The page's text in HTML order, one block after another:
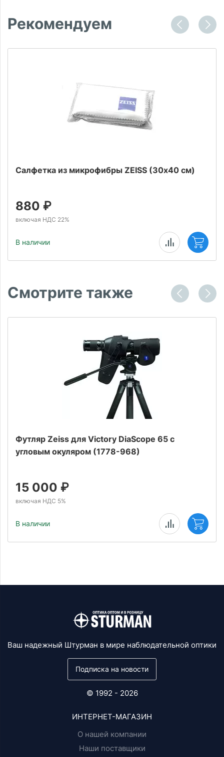
Рекомендуем
Салфетка из микрофибры ZEISS (30х40 см)
880 ₽
включая НДС 22%
В наличии
Смотрите также
Футляр Zeiss для Victory DiaScope 65 с
угловым окуляром (1778-968)
15 000 ₽
включая НДС 5%
В наличии
Ваш надежный Штурман в мире наблюдательной оптики
Подписка на новости
© 1992 - 2026
ИНТЕРНЕТ-МАГАЗИН
О нашей компании
Наши поставщики